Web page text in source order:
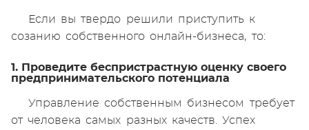
Если вы твердо решили приступить к
созанию собственного онлайн-бизнеса, то:
1. Проведите беспристрастную оценку своего
предпринимательского потенциала
Управление собственным бизнесом требует
от человека самых разных качеств. Успех